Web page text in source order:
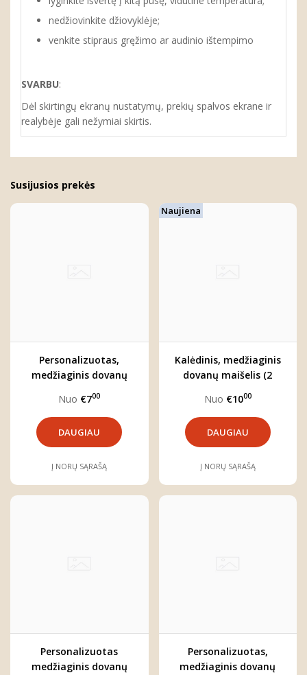
nedžiovinkite džiovyklėje;
venkite stipraus gręžimo ar audinio ištempimo
SVARBU:
Dėl skirtingų ekranų nustatymų, prekių spalvos ekrane ir
realybėje gali nežymiai skirtis.
Susijusios prekės
Personalizuotas,
medžiaginis dovanų
Nuo €700
DAUGIAU
Į NORŲ SĄRAŠĄ
Naujiena
Kalėdinis, medžiaginis
dovanų maišelis (2
Nuo €1000
DAUGIAU
Į NORŲ SĄRAŠĄ
Personalizuotas
medžiaginis dovanų
Personalizuotas,
medžiaginis dovanų